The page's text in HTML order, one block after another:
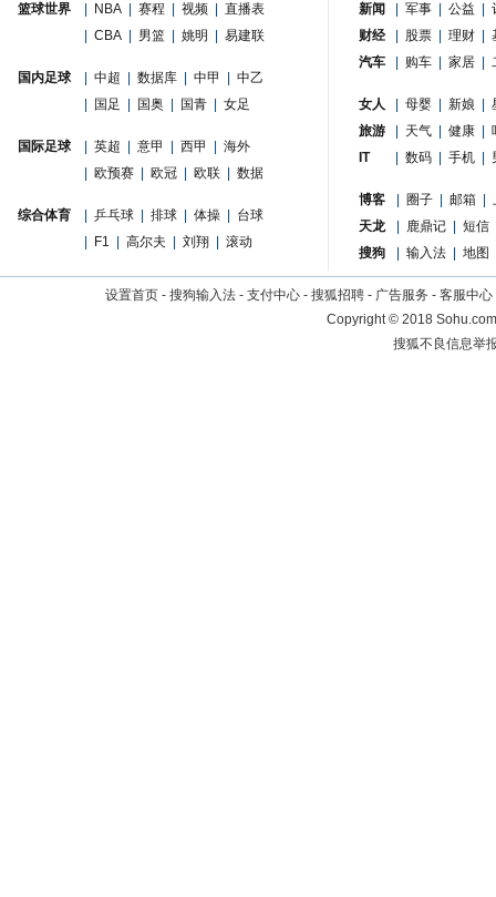
篮球世界 NBA 赛程 视频
直播表
CBA 男篮 姚明 易建联
国内足球 中超 数据库 中甲
中乙
国足 国奥 国青 女足
国际足球 英超 意甲 西甲
海外
欧预赛 欧冠 欧联 数据
综合体育 乒乓球 排球 体操
台球
F1 高尔夫 刘翔 滚动
新闻 军事 公益
财经
股票 理财
汽车
购车 家居
女人 母婴 新娘
旅游
天气 健康
IT
数码 手机
博客 圈子 邮箱
天龙
鹿鼎记
短信
搜狗
输入法 地图
设置首页 - 搜狗输入法 - 支付中心 - 搜狐招聘 - 广告服务 - 客服中心
Copyright©2018
搜狐不良信息举